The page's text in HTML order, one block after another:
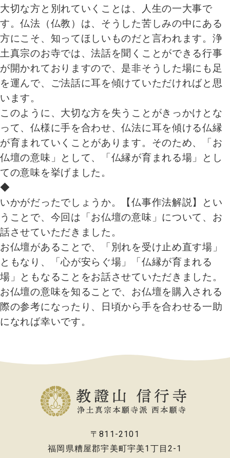
大切な方と別れていくことは、人生の一大事で
す。仏法（仏教）は、そうした苦しみの中にある
方にこそ、知ってほしいものだと言われます。浄
土真宗のお寺では、法話を聞くことができる行事
が開かれておりますので、是非そうした場にも足
を運んで、ご法話に耳を傾けていただければと思
います。
このように、大切な方を失うことがきっかけとな
って、仏様に手を合わせ、仏法に耳を傾ける仏縁
が育まれていくことがあります。そのため、「お
仏壇の意味」として、「仏縁が育まれる場」とし
ての意味を挙げました。
◆
いかがだったでしょうか。【仏事作法解説】とい
うことで、今回は「お仏壇の意味」について、お
話させていただきました。
お仏壇があることで、「別れを受け止め直す場」
ともなり、「心が安らぐ場」「仏縁が育まれる
場」ともなることをお話させていただきました。
お仏壇の意味を知ることで、お仏壇を購入される
際の参考になったり、日頃から手を合わせる一助
になれば幸いです。
〒811-2101
福岡県糟屋郡宇美町宇美1丁目2-1